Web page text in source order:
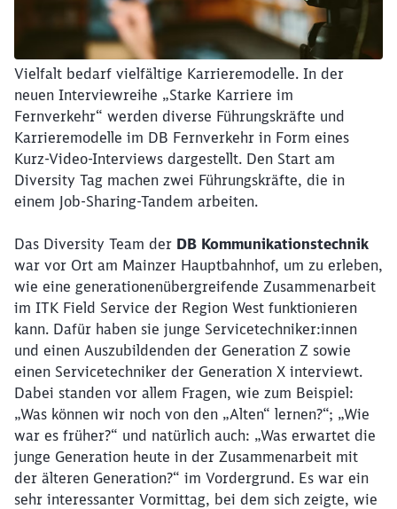
Vielfalt bedarf vielfältige Karrieremodelle. In der
neuen Interviewreihe „Starke Karriere im
Fernverkehr“ werden diverse Führungskräfte und
Karrieremodelle im DB Fernverkehr in Form eines
Kurz-Video-Interviews dargestellt. Den Start am
Diversity Tag machen zwei Führungskräfte, die in
einem Job-Sharing-Tandem arbeiten.
Das Diversity Team der DB Kommunikationstechnik
war vor Ort am Mainzer Hauptbahnhof, um zu erleben,
wie eine generationenübergreifende Zusammenarbeit
im ITK Field Service der Region West funktionieren
kann. Dafür haben sie junge Servicetechniker:innen
und einen Auszubildenden der Generation Z sowie
einen Servicetechniker der Generation X interviewt.
Dabei standen vor allem Fragen, wie zum Beispiel:
„Was können wir noch von den „Alten“ lernen?“; „Wie
war es früher?“ und natürlich auch: „Was erwartet die
junge Generation heute in der Zusammenarbeit mit
der älteren Generation?“ im Vordergrund. Es war ein
sehr interessanter Vormittag, bei dem sich zeigte, wie